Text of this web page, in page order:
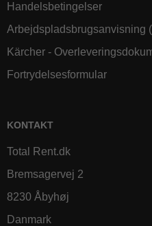
Handelsbetingelser
Arbejdspladsbrugsanvisning
Kärcher -
Fortrydelsesformular
KONTAKT
Total Rent.dk
Bremsagervej 2
8230 Åbyhøj
Danmark